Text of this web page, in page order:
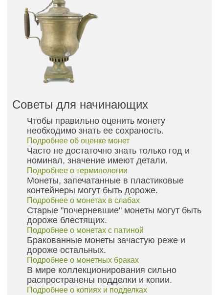
Советы для начинающих
Чтобы правильно оценить монету
необходимо знать ее сохраность.
Подробнее об оценке монет
Часто не достаточно знать только год и
номинал, значение имеют детали.
Подробнее о терминологии
Монеты, запечатанные в пластиковые
контейнеры могут быть дороже.
Подробнее о монетах в слабах
Старые "почерневшие" монеты могут быть
дороже блестящих.
Подробнее о монетах с патиной
Бракованные монеты зачастую реже и
дороже остальных.
Подробнее о монетных браках
В мире коллекционирования сильно
распространены подделки и копии.
Подробнее о копиях и подделках